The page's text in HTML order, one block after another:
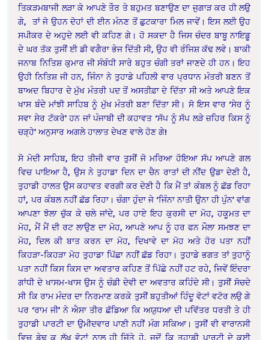
ਤਿਕੜਮਬਾਜੀ ਲੜਾ ਕੇ ਆਪਣੇ ਤੌਰ ਤੇ ਬਹੁਮਤ ਬਣਾਉਣ ਦਾ ਜੁਗਾੜ ਕਰ ਹੀ ਲਉ
ਗੇ, ਤਾਂ ਜੋ ਉਹਨ ਦੋਹਾਂ ਦੀ ਈਨ ਮੰਨਣ ਤੋਂ ਛੁਟਕਾਰਾ ਮਿਲ ਜਾਵੇਂ। ਇਸ ਲਈ ਉਹ
ਸਪੀਕਰ ਦੇ ਅਹੁਦੇ ਲਈ ਵੀ ਕਹਿਣ ਗੇ। ਹੋ ਸਕਦਾ ਹੈ ਜਿਸ ਚੰਦਰ ਬਾਬੂ ਨਾਇਡੂ
ਦੇ ਘਰ ਤੱਕ ਤੁਸੀਂ ਈ ਡੀ ਵਗੈਰਾ ਭੇਜ ਦਿੱਤੀ ਸੀ, ਉਹ ਵੀ ਰੰਜਿਸ਼ ਕੱਢ ਲਵੇ। ਬਾਕੀ
ਜਨਾਬ ਨਿਤਿਸ਼ ਕੁਮਾਰ ਜੀ ਸੰਬੰਧੀ ਸਾਰੇ ਬਹੁਤ ਚੰਗੀ ਤਰਾਂ ਜਾਣਦੇ ਹੀ ਹਨ। ਇਹ
ਉਹੀ ਨਿਤਿਸ਼ ਜੀ ਹਨ, ਜਿੰਨਾ ਨੇ ਤੁਹਾਡੇ ਪਹਿਲੀ ਵਾਰ ਪ੍ਰਧਾਨ ਮੰਤਰੀ ਬਣਨ ਤੋਂ
ਬਾਅਦ ਬਿਹਾਰ ਦੇ ਮੁੱਖ ਮੰਤਰੀ ਪਦ ਤੋਂ ਅਸਤੀਫ਼ਾ ਦੇ ਦਿੱਤਾ ਸੀ ਅਤੇ ਆਪਣੇ ਇਕ
ਖਾਸ ਬੰਦੇ ਮਾਂਝੀ ਸਾਹਿਬ ਨੂੰ ਮੁੱਖ ਮੰਤਰੀ ਬਣਾ ਦਿੱਤਾ ਸੀ। ਸੋ ਇਸ ਵਾਰ ‘ਸੇਰ ਨੂੰ
ਸਵਾ ਸੇਰ ਟੱਕਰੇ’ ਹਨ ਜਾਂ ਪੰਜਾਬੀ ਦੀ ਕਹਾਵਤ ‘ਸੱਪ ਨੂੰ ਸੱਪ ਲੜੇ ਜ਼ਹਿਰ ਕਿਸ ਨੂੰ
ਚੜ੍ਹੇ’ ਅਨੁਸਾਰ ਅਗਲੇ ਹਾਲਾਤ ਦੇਖਣ ਵਾਲੇ ਹੋਣ ਗੇ!
ਸੋ ਮੋਦੀ ਸਾਹਿਬ, ਇਹ ਤੀਜੀ ਵਾਰ ਤੁਸੀਂ ਜੋ ਮਰਿਆ ਹੋਇਆ ਸੱਪ ਆਪਣੇ ਗਲ
ਵਿਚ ਪਾਇਆ ਹੈ, ਉਸ ਨੇ ਤੁਹਾਡਾ ਦਿਨ ਦਾ ਚੈਨ ਰਾਤਾਂ ਦੀ ਨੀਂਦ ਉਡਾ ਦੇਣੀ ਹੈ,
ਤੁਹਾਡੀ ਹਾਲਤ ਉਸ ਕਹਾਵਤ ਵਰਗੀ ਕਰ ਦੇਣੀ ਹੈ ਕਿ ਮੈਂ ਤਾਂ ਕੰਬਲ ਨੂੰ ਛੱਡ ਰਿਹਾ
ਹਾਂ, ਪਰ ਕੰਬਲ ਨਹੀਂ ਛੱਡ ਰਿਹਾ। ਚੰਗਾ ਹੁੰਦਾ ਜੇ ‘ਜਿੰਨਾ ਨਾਤੀ ਉਨਾ ਹੀ ਪੁੰਨ’ ਵਾਂਗ
ਆਪਣਾ ਝੋਲਾ ਚੁੱਕ ਕੇ ਚਲੇ ਜਾਂਦੇ, ਪਰ ਹਾਏ ਇਹ ਕੁਰਸੀ ਦਾ ਮੋਹ, ਹਕੂਮਤ ਦਾ
ਮੋਹ, ਮੈਂ ਮੈਂ ਦੀ ਰਟ ਲਾਉਣ ਦਾ ਮੋਹ, ਆਪਣੇ ਆਪ ਨੂੰ ਹਰ ਫਨ ਮੌਲਾ ਸਮਝਣ ਦਾ
ਮੋਹ, ਦਿਲ ਕੀ ਬਾਤ ਕਰਨ ਦਾ ਮੋਹ, ਦਿਖਾਵੇ ਦਾ ਮੋਹ ਅਤੇ ਹੋਰ ਪਤਾ ਨਹੀਂ
ਕਿਹੜਾ-ਕਿਹੜਾ ਮੋਹ ਤੁਹਾਡਾ ਪਿੱਛਾ ਨਹੀਂ ਛੱਡ ਰਿਹਾ। ਤੁਹਾਡੇ ਭਗਤ ਤਾਂ ਤੁਹਾਨੂੰ
ਪਤਾ ਨਹੀਂ ਕਿਸ ਕਿਸ ਦਾ ਅਵਤਾਰ ਕਹਿਣ ਤੋਂ ਪਿੱਛੇ ਨਹੀਂ ਹਟ ਰਹੇ, ਜਿਵੇਂ ਇੰਦਰਾ
ਗਾਂਧੀ ਦੇ ਖਾਸਮ-ਖਾਸ ਉਸ ਨੂੰ ਚੰਡੀ ਦੇਵੀ ਦਾ ਅਵਤਾਰ ਕਹਿੰਦੇ ਸੀ। ਤੁਸੀਂ ਸੋਚਦੇ
ਸੀ ਕਿ ਰਾਮ ਮੰਦਰ ਦਾ ਨਿਰਮਾਣ ਕਰਕੇ ਤੁਸੀਂ ਬਹੁਤੀਆਂ ਹਿੰਦੂ ਵੋਟਾਂ ਵਟੋਰ ਲਉ ਗੇ
ਪਰ ‘ਰਾਮ ਜੀ’ ਨੇ ਐਸਾ ਤੀਰ ਛੱਡਿਆ ਕਿ ਅਯੁਧਆ ਦੀ ਪਵਿੱਤਰ ਧਰਤੀ ਤੇ ਹੀ
ਤੁਹਾਡੀ ਪਾਰਟੀ ਦਾ ਉਮੀਦਵਾਰ ਪਾਣੀ ਨਹੀਂ ਮੰਗ ਸਕਿਆ। ਤੁਸੀਂ ਵੀ ਵਾਰਾਨਸੀ
ਵਿਚ ਡੇਢ ਕੁ ਲੱਖ ਵੋਟਾਂ ਨਾਲ ਹੀ ਜਿੱਤੇ ਹੋ, ਜਦੋਂ ਕਿ ਤੁਹਾਡੀ ਪਾਰਟੀ ਦੇ ਕਈ